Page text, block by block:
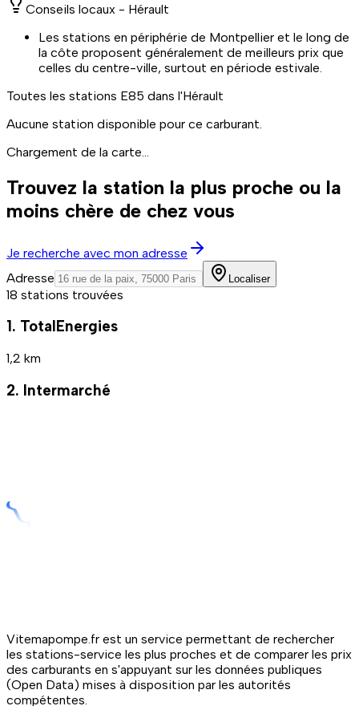
Conseils locaux - Hérault
Les stations en périphérie de Montpellier et le long de
la côte proposent généralement de meilleurs prix que
celles du centre-ville, surtout en période estivale.
Toutes les stations E85 dans l'Hérault
Aucune station disponible pour ce carburant.
Chargement de la carte...
Trouvez la station la plus proche ou la
moins chère de chez vous
Je recherche avec mon adresse
Adresse
Localiser
18 stations trouvées
1. TotalEnergies
1,2 km
2. Intermarché
Vitemapompe.fr est un service permettant de rechercher
les stations-service les plus proches et de comparer les prix
des carburants en s'appuyant sur les données publiques
(Open Data) mises à disposition par les autorités
compétentes.